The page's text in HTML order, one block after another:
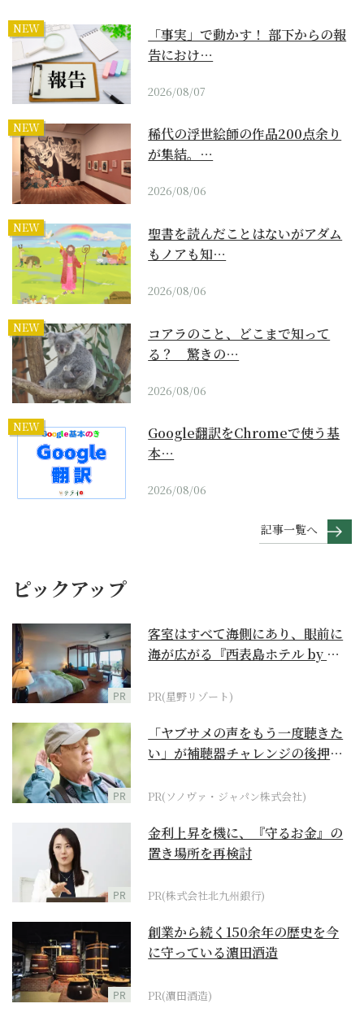
NEW
「事実」で動かす！ 部下からの報
告におけ…
2026/08/07
NEW
稀代の浮世絵師の作品200点余り
が集結。…
2026/08/06
NEW
聖書を読んだことはないがアダム
もノアも知…
2026/08/06
NEW
コアラのこと、どこまで知って
る？ 驚きの…
2026/08/06
NEW
Google翻訳をChromeで使う基
本…
2026/08/06
記事一覧へ
ピックアップ
PR
客室はすべて海側にあり、眼前に
海が広がる『西表島ホテル by 星
PR(星野リゾート)
PR
「ヤブサメの声をもう一度聴きた
い」が補聴器チャレンジの後押し
PR(ソノヴァ・ジャパン株式会社)
PR
金利上昇を機に、『守るお金』の
置き場所を再検討
PR(株式会社北九州銀行)
PR
創業から続く150余年の歴史を今
に守っている濵田酒造
PR(濵田酒造)